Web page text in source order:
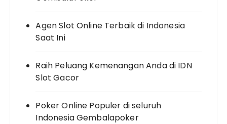
Agen Slot Online Terbaik di Indonesia
Saat Ini
Raih Peluang Kemenangan Anda di IDN
Slot Gacor
Poker Online Populer di seluruh
Indonesia Gembalapoker